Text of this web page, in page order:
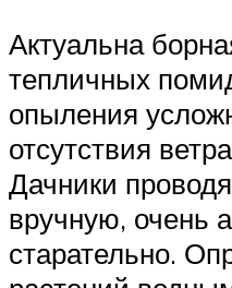
Актуальна
тепличных
опыления
отсутствия
Дачники
вручную, очень
старательно.